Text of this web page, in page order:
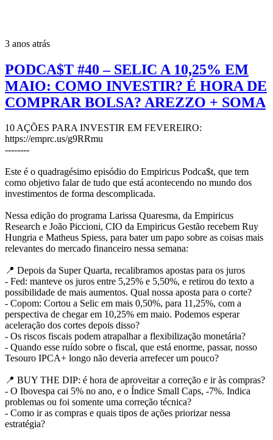
3 anos atrás
PODCA$T #40 – SELIC A 10,25% EM
MAIO: COMO INVESTIR? É HORA DE
COMPRAR BOLSA? AREZZO + SOMA
10 AÇÕES PARA INVESTIR EM FEVEREIRO:
https://emprc.us/g9RRmu
--------
Este é o quadragésimo episódio do Empiricus Podca$t, que tem
como objetivo falar de tudo que está acontecendo no mundo dos
investimentos de forma descomplicada.
Nessa edição do programa Larissa Quaresma, da Empiricus
Research e João Piccioni, CIO da Empiricus Gestão recebem Ruy
Hungria e Matheus Spiess, para bater um papo sobre as coisas mais
relevantes do mercado financeiro nessa semana:
📍 Depois da Super Quarta, recalibramos apostas para os juros
- Fed: manteve os juros entre 5,25% e 5,50%, e retirou do texto a
possibilidade de mais aumentos. Qual nossa aposta para o corte?
- Copom: Cortou a Selic em mais 0,50%, para 11,25%, com a
perspectiva de chegar em 10,25% em maio. Podemos esperar
aceleração dos cortes depois disso?
- Os riscos fiscais podem atrapalhar a flexibilização monetária?
- Quando esse ruído sobre o fiscal, que está enorme, passar, nosso
Tesouro IPCA+ longo não deveria arrefecer um pouco?
📍 BUY THE DIP: é hora de aproveitar a correção e ir às compras?
- O Ibovespa cai 5% no ano, e o Índice Small Caps, -7%. Indica
problemas ou foi somente uma correção técnica?
- Como ir as compras e quais tipos de ações priorizar nessa
estratégia?